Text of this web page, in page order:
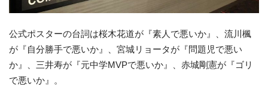
公式ポスターの台詞は桜木花道が『素人で悪いか』、流川楓
が『自分勝手で悪いか』、宮城リョータが『問題児で悪い
か』、三井寿が『元中学MVPで悪いか』、赤城剛憲が『ゴリ
で悪いか』。